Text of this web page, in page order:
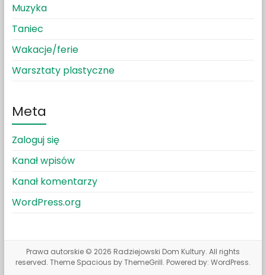
Muzyka
Taniec
Wakacje/ferie
Warsztaty plastyczne
Meta
Zaloguj się
Kanał wpisów
Kanał komentarzy
WordPress.org
Prawa autorskie © 2026 Radziejowski Dom Kultury. All rights
reserved. Theme Spacious by ThemeGrill. Powered by: WordPress.